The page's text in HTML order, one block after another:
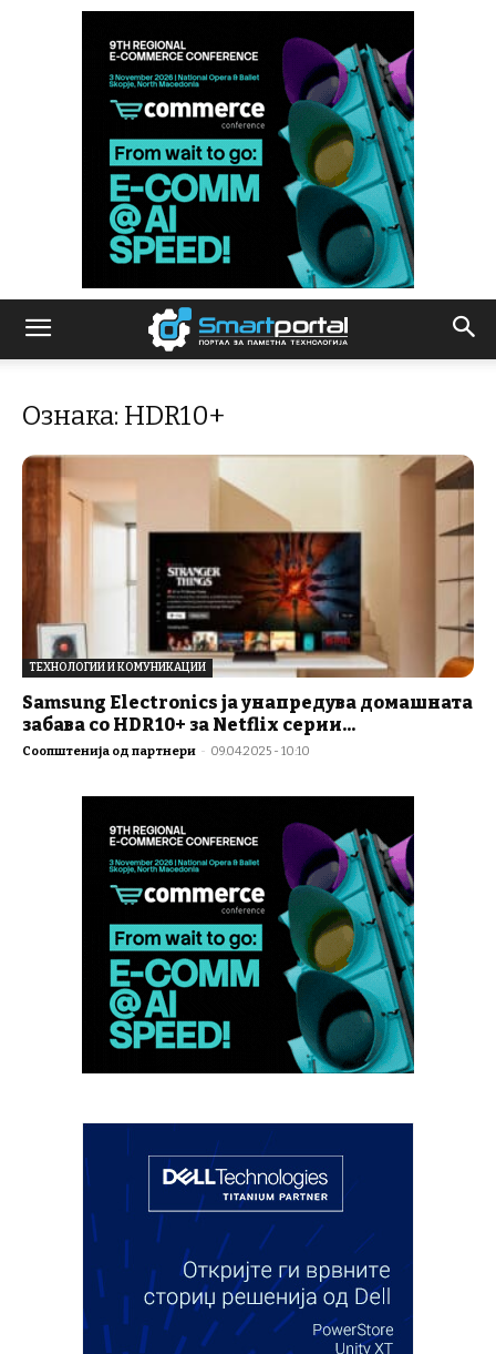
Ознака: HDR10+
ТЕХНОЛОГИИ И КОМУНИКАЦИИ
Samsung Electronics ја унапредува домашната
забава со HDR10+ за Netflix серии...
Соопштенија од партнери - 09.04.2025 - 10:10